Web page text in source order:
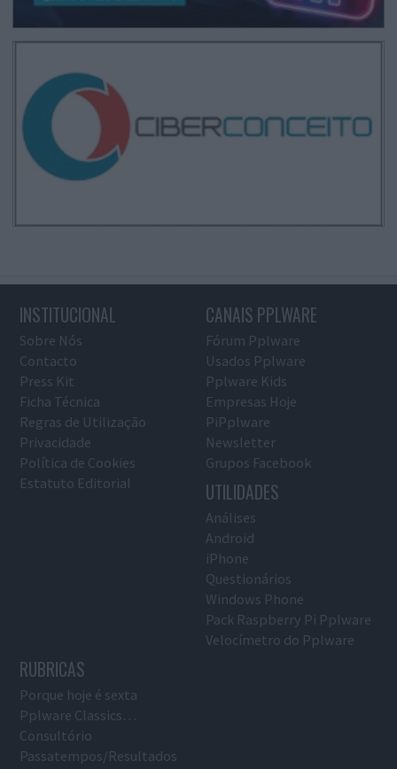
INSTITUCIONAL
Sobre Nós
Contacto
Press Kit
Ficha Técnica
Regras de Utilização
Privacidade
Política de Cookies
Estatuto Editorial
CANAIS PPLWARE
Fórum Pplware
Usados Pplware
Pplware Kids
Empresas Hoje
PiPplware
Newsletter
Grupos Facebook
UTILIDADES
Análises
Android
iPhone
Questionários
Windows Phone
Pack Raspberry Pi Pplware
Velocímetro do Pplware
RUBRICAS
Porque hoje é sexta
Pplware Classics…
Consultório
Passatempos/Resultados